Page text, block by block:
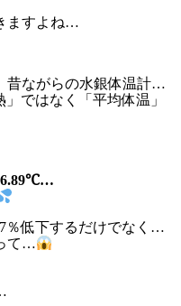
ますよね…
昔ながらの水銀体温計…
ではなく「平均体温」
％低下するだけでなく…
て…